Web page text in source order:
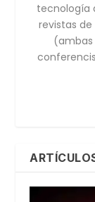
tecnología
revistas de
(ambas